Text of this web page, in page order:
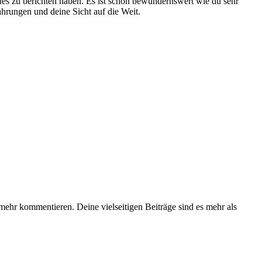
und deine Sicht auf die Weit.
kommentieren. Deine vielseitigen Beiträge sind es mehr als